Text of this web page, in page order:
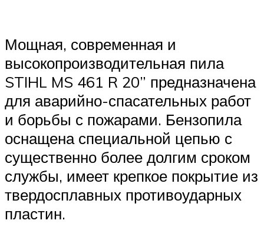
Мощная, современная и
высокопроизводительная пила
STIHL MS 461 R 20” предназначена
для аварийно-спасательных работ
и борьбы с пожарами. Бензопила
оснащена специальной цепью с
существенно более долгим сроком
службы, имеет крепкое покрытие из
твердосплавных противоударных
пластин.